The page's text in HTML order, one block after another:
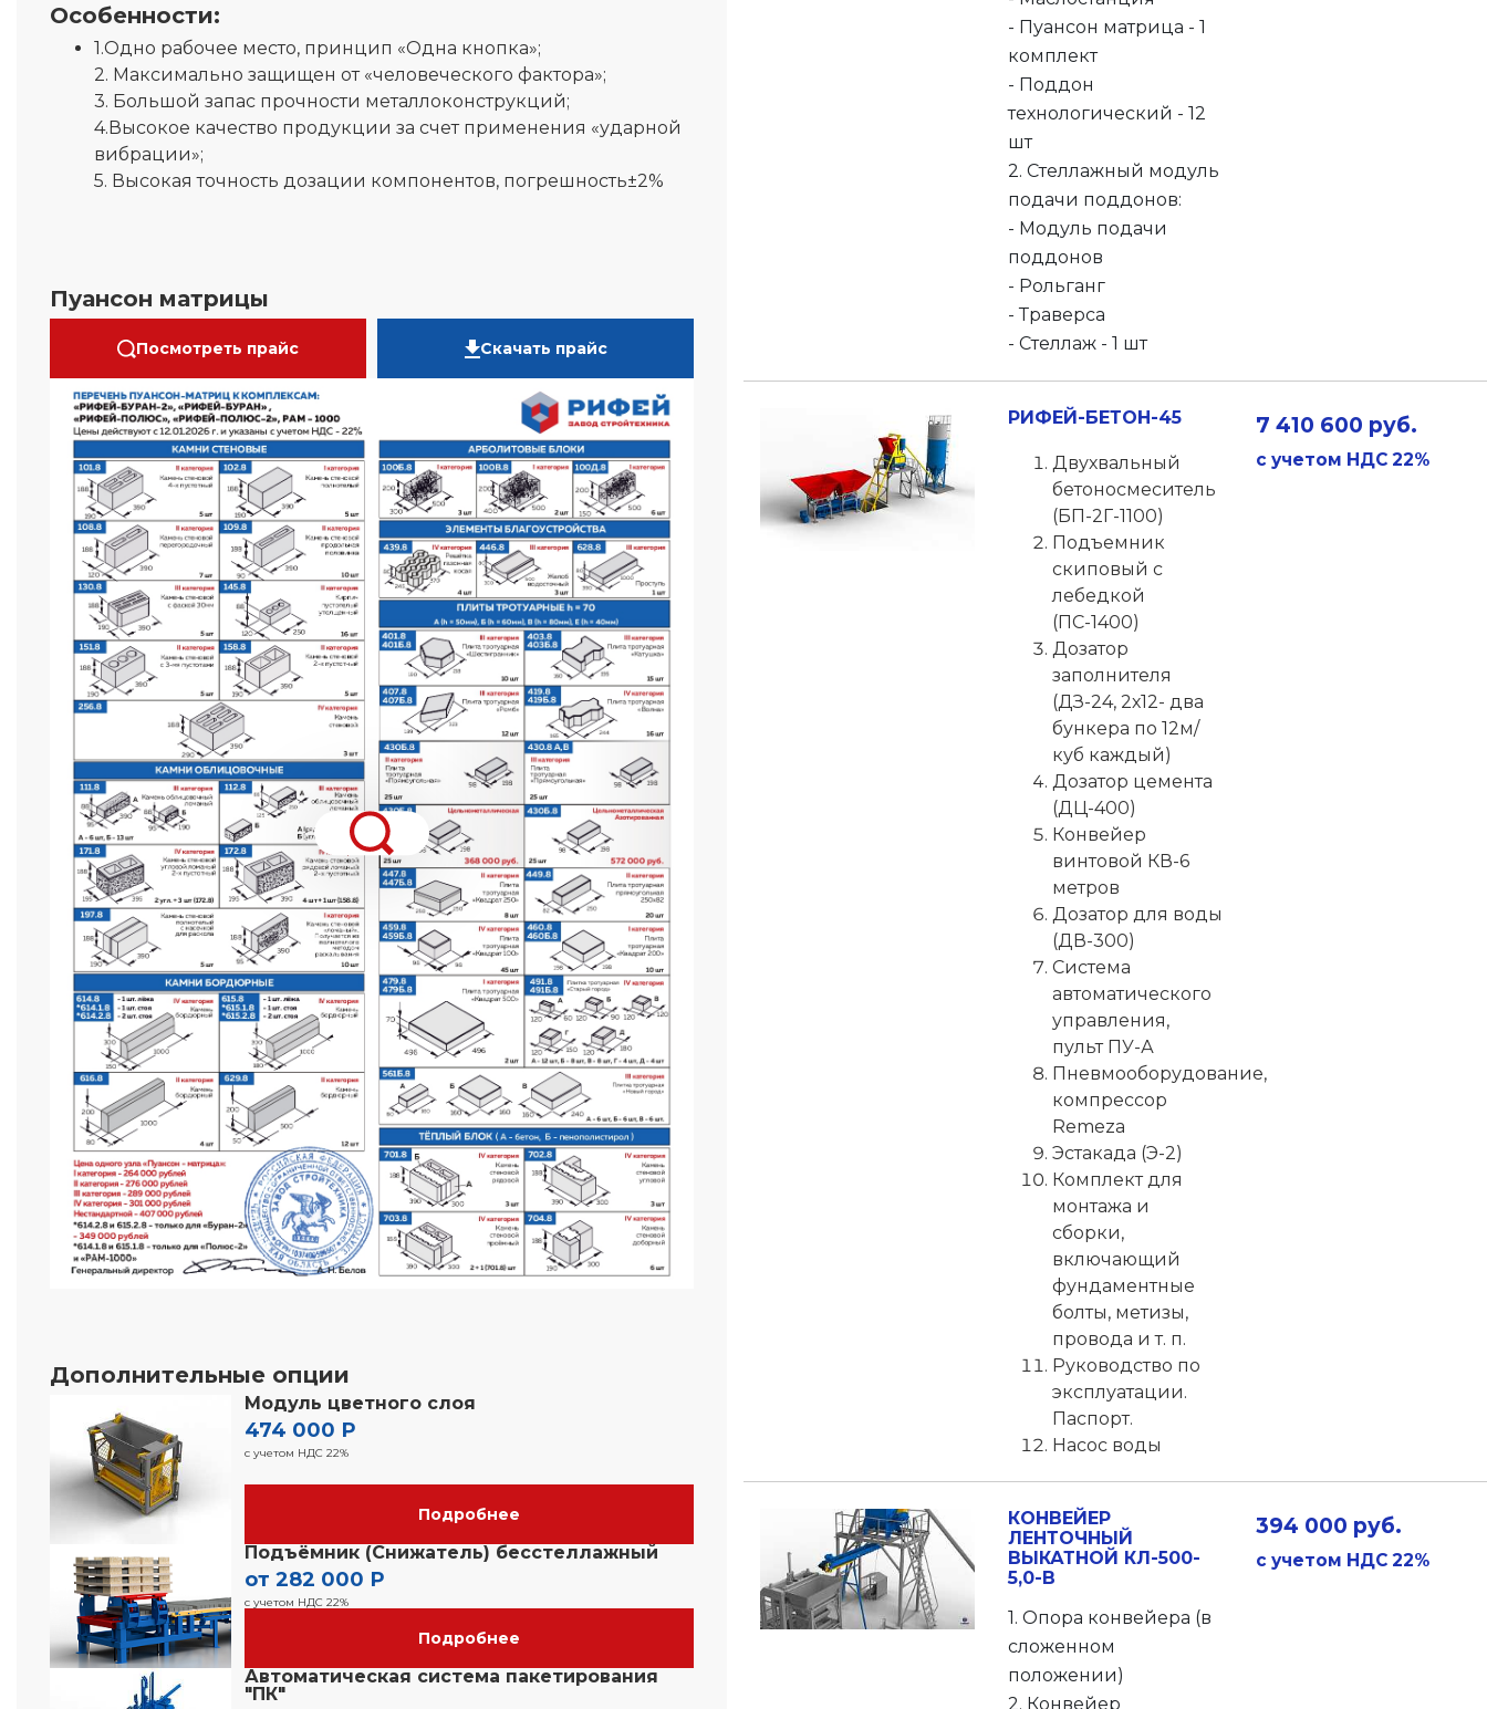
Особенности:
1.Одно рабочее место, принцип «Одна кнопка»;
2. Максимально защищен от «человеческого фактора»;
3. Большой запас прочности металлоконструкций;
4.Высокое качество продукции за счет применения «ударной
вибрации»;
5. Высокая точность дозации компонентов, погрешность±2%
Пуансон матрицы
Посмотреть прайс Скачать прайс
Дополнительные опции
Модуль цветного слоя
474 000 Р
с учетом НДС 22%
Подробнее
Подъёмник (Снижатель) бесстеллажный
от 282 000 Р
с учетом НДС 22%
Подробнее
Автоматическая система пакетирования
"ПК"
- Пуансон матрица - 1
комплект
- Поддон
технологический - 12
шт
2. Стеллажный модуль
подачи поддонов:
- Модуль подачи
поддонов
- Рольганг
- Траверса
- Стеллаж - 1 шт
РИФЕЙ-БЕТОН-45
Двухвальный
бетоносмеситель
(БП-2Г-1100)
Подъемник
скиповый с
лебедкой
(ПС-1400)
Дозатор
заполнителя
(ДЗ-24, 2х12- два
бункера по 12м/
куб каждый)
Дозатор цемента
(ДЦ-400)
Конвейер
винтовой КВ-6
метров
Дозатор для воды
(ДВ-300)
Система
автоматического
управления,
пульт ПУ-А
Пневмооборудование,
компрессор
Remeza
Эстакада (Э-2)
Комплект для
монтажа и
сборки,
включающий
фундаментные
болты, метизы,
провода и т. п.
Руководство по
эксплуатации.
Паспорт.
Насос воды
7 410 600 руб.
с учетом НДС 22%
КОНВЕЙЕР
ЛЕНТОЧНЫЙ
ВЫКАТНОЙ КЛ-500-
5,0-В
1. Опора конвейера (в
сложенном
положении)
2. Конвейер
394 000 руб.
с учетом НДС 22%